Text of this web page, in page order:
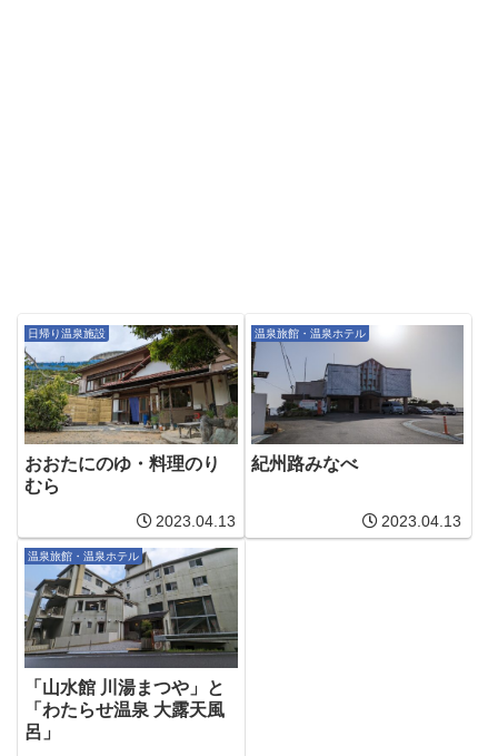
日帰り温泉施設
おおたにのゆ・料理のり
むら
2023.04.13
温泉旅館・温泉ホテル
紀州路みなべ
2023.04.13
温泉旅館・温泉ホテル
「山水館 川湯まつや」と
「わたらせ温泉 大露天風
呂」